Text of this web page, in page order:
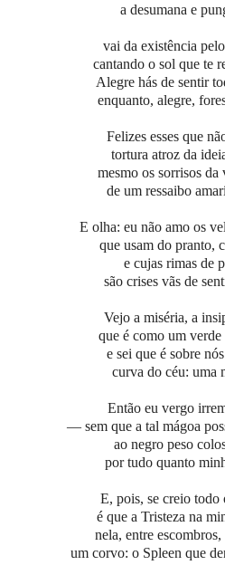
a desumana e
vai da existência
cantando o sol que te
Alegre hás de sentir
enquanto, alegre,
Felizes esses que
tortura atroz da
mesmo os sorrisos da
de um ressaibo
E olha: eu não amo os
que usam do pranto,
e cujas rimas de
são crises vãs de
Vejo a miséria, a
que é como um
e sei que é sobre
curva do céu: uma
Então eu vergo
— sem que a tal mágoa
ao negro peso
por tudo quanto
E, pois, se creio todo
é que a Tristeza na
nela, entre
um corvo: o Spleen que